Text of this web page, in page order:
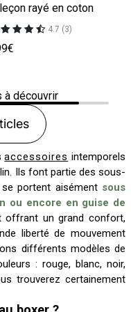
rayé en coton
4.7 (3)
à découvrir
accessoires intemporels
Ils font partie des sous-
portent aisément sous
ou encore en guise de
offrant un grand confort,
liberté de mouvement
différents modèles de
: rouge, blanc, noir,
trouverez certainement